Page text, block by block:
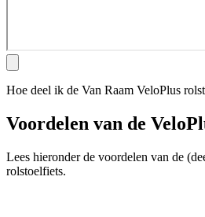
Hoe deel ik de Van Raam VeloPlus
Voordelen van de
Lees hieronder de voordelen van de
rolstoelfiets.